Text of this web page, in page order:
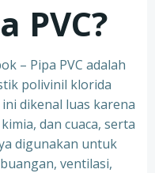
PVC?
– Pipa PVC adalah
polivinil klorida
dikenal luas karena
dan cuaca, serta
digunakan untuk
ventilasi,